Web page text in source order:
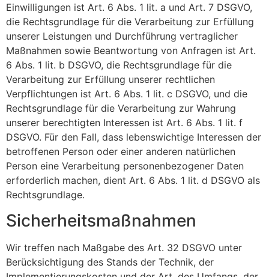
Einwilligungen ist Art. 6 Abs. 1 lit. a und Art. 7 DSGVO,
die Rechtsgrundlage für die Verarbeitung zur Erfüllung
unserer Leistungen und Durchführung vertraglicher
Maßnahmen sowie Beantwortung von Anfragen ist Art.
6 Abs. 1 lit. b DSGVO, die Rechtsgrundlage für die
Verarbeitung zur Erfüllung unserer rechtlichen
Verpflichtungen ist Art. 6 Abs. 1 lit. c DSGVO, und die
Rechtsgrundlage für die Verarbeitung zur Wahrung
unserer berechtigten Interessen ist Art. 6 Abs. 1 lit. f
DSGVO. Für den Fall, dass lebenswichtige Interessen der
betroffenen Person oder einer anderen natürlichen
Person eine Verarbeitung personenbezogener Daten
erforderlich machen, dient Art. 6 Abs. 1 lit. d DSGVO als
Rechtsgrundlage.
Sicherheitsmaßnahmen
Wir treffen nach Maßgabe des Art. 32 DSGVO unter
Berücksichtigung des Stands der Technik, der